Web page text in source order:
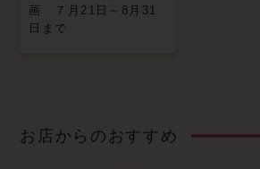
画 ７月21日～8月31
日まで
お店からのおすすめ